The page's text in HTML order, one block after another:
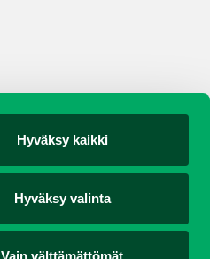
Hyväksy kaikki
Hyväksy valinta
Vain välttämättömät